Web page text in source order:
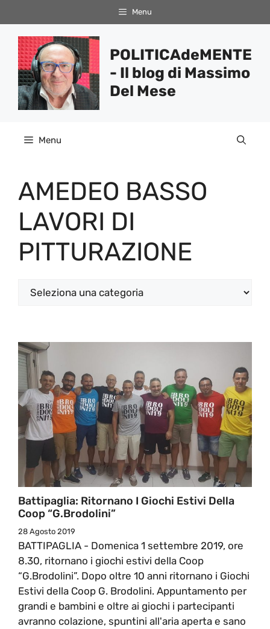
al
contenuto
Menu
POLITICAdeMENTE
- Il blog di Massimo
Del Mese
Menu
AMEDEO BASSO
LAVORI DI
PITTURAZIONE
Categorie
Battipaglia: Ritornano I Giochi Estivi Della
Coop “G.Brodolini”
28 Agosto 2019
BATTIPAGLIA - Domenica 1 settembre 2019, ore
8.30, ritornano i giochi estivi della Coop
“G.Brodolini”. Dopo oltre 10 anni ritornano i Giochi
Estivi della Coop G. Brodolini. Appuntamento per
grandi e bambini e oltre ai giochi i partecipanti
avranno colazione, spuntini all'aria aperta e sano